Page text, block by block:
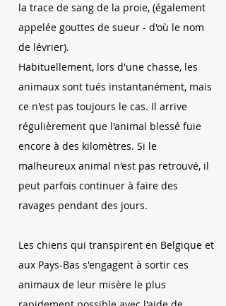
la trace de sang de la proie, (également
appelée gouttes de sueur - d'où le nom
de lévrier).
Habituellement, lors d'une chasse, les
animaux sont tués instantanément, mais
ce n'est pas toujours le cas. Il arrive
régulièrement que l'animal blessé fuie
encore à des kilomètres. Si le
malheureux animal n'est pas retrouvé, il
peut parfois continuer à faire des
ravages pendant des jours.
Les chiens qui transpirent en Belgique et
aux Pays-Bas s'engagent à sortir ces
animaux de leur misère le plus